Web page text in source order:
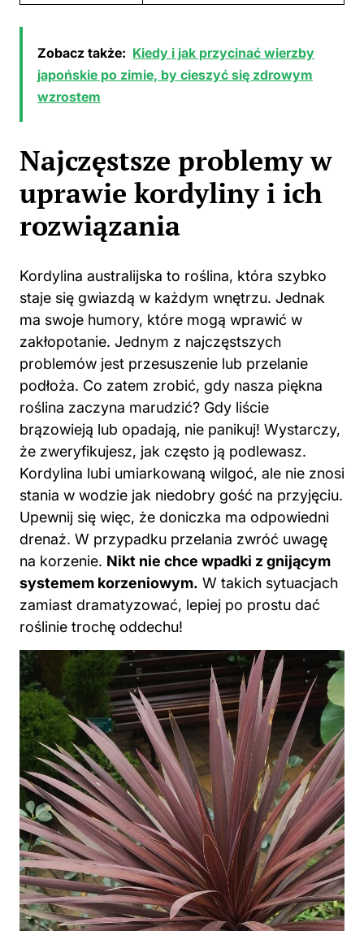
Zobacz także: Kiedy i jak przycinać wierzby
japońskie po zimie, by cieszyć się zdrowym
wzrostem
Najczęstsze problemy w
uprawie kordyliny i ich
rozwiązania
Kordylina australijska to roślina, która szybko
staje się gwiazdą w każdym wnętrzu. Jednak
ma swoje humory, które mogą wprawić w
zakłopotanie. Jednym z najczęstszych
problemów jest przesuszenie lub przelanie
podłoża. Co zatem zrobić, gdy nasza piękna
roślina zaczyna marudzić? Gdy liście
brązowieją lub opadają, nie panikuj! Wystarczy,
że zweryfikujesz, jak często ją podlewasz.
Kordylina lubi umiarkowaną wilgoć, ale nie znosi
stania w wodzie jak niedobry gość na przyjęciu.
Upewnij się więc, że doniczka ma odpowiedni
drenaż. W przypadku przelania zwróć uwagę
na korzenie. Nikt nie chce wpadki z gnijącym
systemem korzeniowym. W takich sytuacjach
zamiast dramatyzować, lepiej po prostu dać
roślinie trochę oddechu!